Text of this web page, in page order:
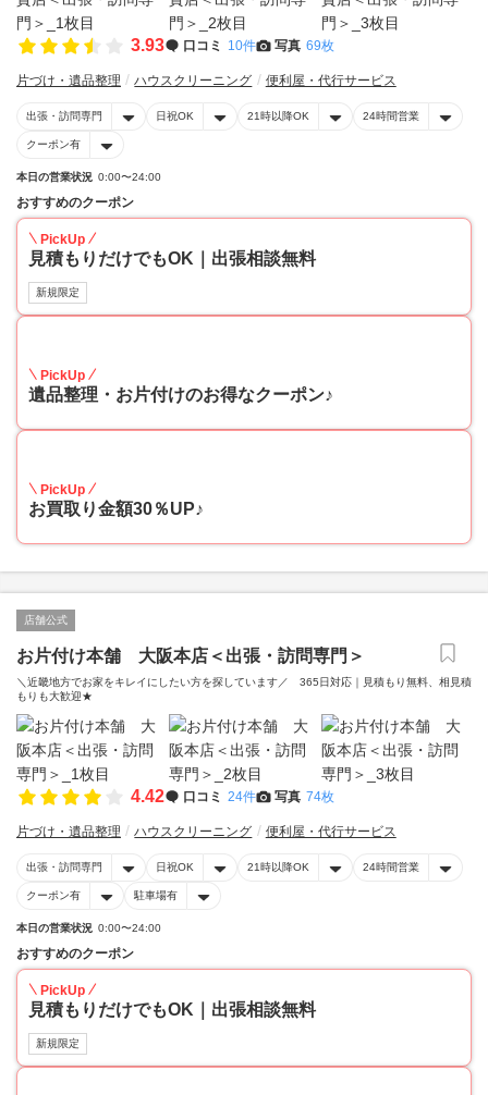
3.93 口コミ 10件 写真 69枚
片づけ・遺品整理 ハウスクリーニング 便利屋・代行サービス
出張・訪問専門 日祝OK 21時以降OK 24時間営業
クーポン有
本日の営業状況 0:00〜24:00
おすすめのクーポン
PickUp
見積もりだけでもOK｜出張相談無料
新規限定
PickUp
遺品整理・お片付けのお得なクーポン♪
PickUp
お買取り金額30％UP♪
店舗公式
お片付け本舗 大阪本店＜出張・訪問専門＞
＼近畿地方でお家をキレイにしたい方を探しています／ 365日対応｜見積もり無料、相見積
もりも大歓迎★
4.42 口コミ 24件 写真 74枚
片づけ・遺品整理 ハウスクリーニング 便利屋・代行サービス
出張・訪問専門 日祝OK 21時以降OK 24時間営業
クーポン有 駐車場有
本日の営業状況 0:00〜24:00
おすすめのクーポン
PickUp
見積もりだけでもOK｜出張相談無料
新規限定